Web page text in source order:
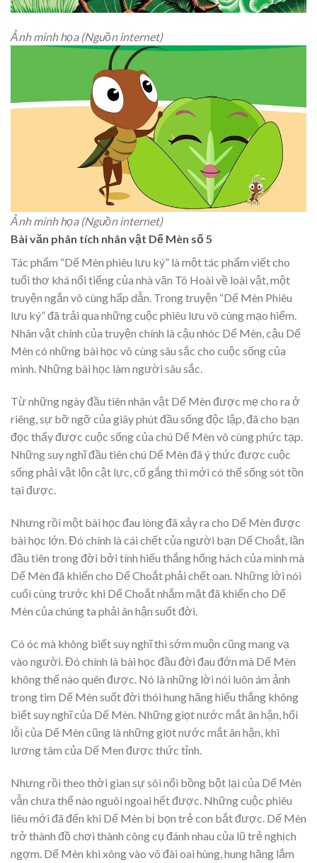
Ảnh minh họa (Nguồn internet)
Ảnh minh họa (Nguồn internet)
Bài văn phân tích nhân vật Dế Mèn số 5
Tác phẩm “Dế Mèn phiêu lưu ký” là một tác phẩm viết cho
tuổi thơ khá nổi tiếng của nhà văn Tô Hoài về loài vật, một
truyện ngắn vô cùng hấp dẫn. Trong truyện “Dế Mèn Phiêu
lưu ký” đã trải qua những cuộc phiêu lưu vô cùng mạo hiểm.
Nhân vật chính của truyện chính là cậu nhóc Dế Mèn, cậu Dế
Mèn có những bài học vô cùng sâu sắc cho cuộc sống của
mình. Những bài học làm người sâu sắc.
Từ những ngày đầu tiên nhân vật Dế Mèn được mẹ cho ra ở
riêng, sự bỡ ngỡ của giây phút đầu sống độc lập, đã cho bạn
đọc thấy được cuộc sống của chú Dế Mèn vô cùng phức tạp.
Những suy nghĩ đầu tiên chú Dế Mèn đã ý thức được cuộc
sống phải vật lộn cật lực, cố gắng thì mới có thể sống sót tồn
tại được.
Nhưng rồi một bài học đau lòng đã xảy ra cho Dế Mèn được
bài học lớn. Đó chính là cái chết của người bạn Dế Choắt, lần
đầu tiên trong đời bởi tính hiếu thắng hống hách của mình mà
Dế Mèn đã khiến cho Dế Choắt phải chết oan. Những lời nói
cuối cùng trước khi Dế Choắt nhắm mặt đã khiến cho Dế
Mèn của chúng ta phải ân hận suốt đời.
Có óc mà không biết suy nghĩ thì sớm muộn cũng mang vạ
vào người. Đó chính là bài học đầu đời đau đớn mà Dế Mèn
không thể nào quên được. Nó là những lời nói luôn ám ảnh
trong tim Dế Mèn suốt đời thói hung hăng hiếu thắng không
biết suy nghĩ của Dế Mèn. Những giọt nước mắt ân hận, hối
lỗi của Dế Mèn cũng là những giọt nước mắt ân hận, khi
lương tâm của Dế Men được thức tỉnh.
Nhưng rồi theo thời gian sự sôi nổi bồng bột lại của Dế Mèn
vẫn chưa thể nào nguôi ngoai hết được. Những cuộc phiêu
liêu mới đã đến khi Dế Mèn bị bọn trẻ con bắt được. Dế Mèn
trở thành đồ chơi thành công cụ đánh nhau của lũ trẻ nghịch
ngợm. Dế Mèn khi xông vào võ đài oai hùng, hung hăng lắm